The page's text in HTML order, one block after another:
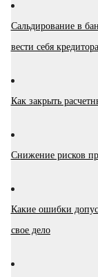
Сальдирование в
вести себя
Как закрыть
Снижение рисков
Какие ошибки
свое дело